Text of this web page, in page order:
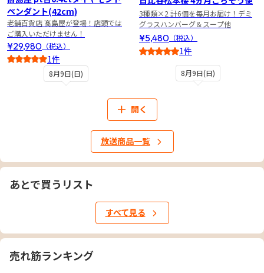
8月9日(日)
ペンダント(42cm)
老舗百貨店 髙島屋が登場！店頭では
ご購入いただけません！
¥29,980 （税込）
1件
8月9日(日)
3種類×2 計6個を毎月お届け！デミ
グラスハンバーグ＆スープ他
¥5,480 （税込）
1件
開く
放送商品一覧
あとで買うリスト
すべて見る
売れ筋ランキング